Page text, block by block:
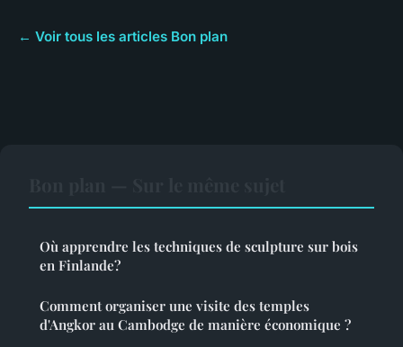
← Voir tous les articles Bon plan
Où apprendre les techniques de sculpture sur bois
en Finlande?
Comment organiser une visite des temples
d'Angkor au Cambodge de manière économique ?